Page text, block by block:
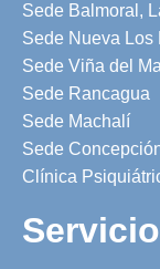
Sede Balmoral,
Sede Nueva Los
Sede Viña del
Sede Rancagua
Sede Machalí
Sede
Clínica